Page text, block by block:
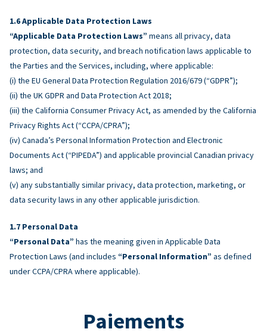
Applicable Data Protection Laws
“Applicable Data Protection Laws” means all privacy, data
protection, data security, and breach notification laws applicable to
the Parties and the Services, including, where applicable:
(i) the EU General Data Protection Regulation 2016/679 (“GDPR”);
(ii) the UK GDPR and Data Protection Act 2018;
(iii) the California Consumer Privacy Act, as amended by the California
Privacy Rights Act (“CCPA/CPRA”);
(iv) Canada’s Personal Information Protection and Electronic
Documents Act (“PIPEDA”) and applicable provincial Canadian privacy
laws; and
(v) any substantially similar privacy, data protection, marketing, or
data security laws in any other applicable jurisdiction.
Personal Data
“Personal Data” has the meaning given in Applicable Data
Protection Laws (and includes “Personal Information” as defined
under CCPA/CPRA where applicable).
Paiements